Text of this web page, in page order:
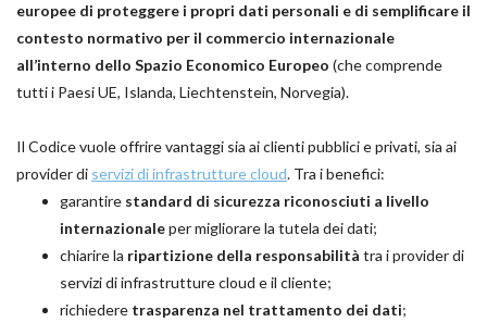
europee di proteggere i propri dati personali e di semplificare il
contesto normativo per il commercio internazionale
all’interno dello Spazio Economico Europeo (che comprende
tutti i Paesi UE, Islanda, Liechtenstein, Norvegia).
Il Codice vuole offrire vantaggi sia ai clienti pubblici e privati, sia ai
provider di servizi di infrastrutture cloud. Tra i benefici:
garantire standard di sicurezza riconosciuti a livello
internazionaleper migliorare la tutela dei dati;
chiarire la ripartizione della responsabilità tra i provider di
servizi di infrastrutture cloud e il cliente;
richiedere trasparenza nel trattamento dei dati;